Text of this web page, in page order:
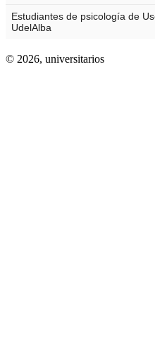
© 2026, universitarios